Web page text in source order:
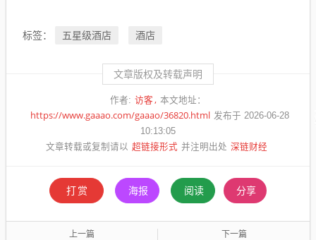
标签： 五星级酒店 酒店
文章版权及转载声明
作者: 访客 本文地址：
https://www.gaaao.com/gaaao/36820.html 发布于 2026-06-28
10:13:05
文章转载或复制请以 超链接形式 并注明出处 深链财经
打赏 海报 阅读 分享
上一篇 下一篇